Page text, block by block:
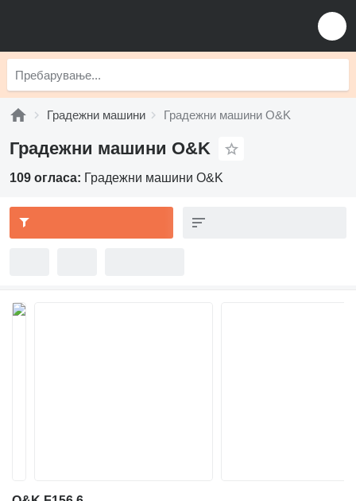
Градежни машини Градежни машини O&K
Градежни машини O&K
109 огласа: Градежни машини O&K